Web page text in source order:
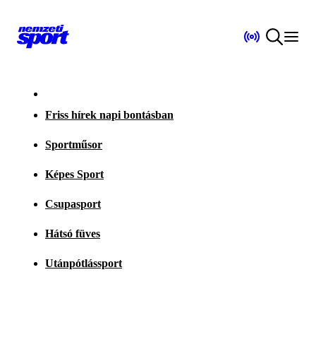
Friss hírek napi bontásban
Sportműsor
Képes Sport
Csupasport
Hátsó füves
Utánpótlássport